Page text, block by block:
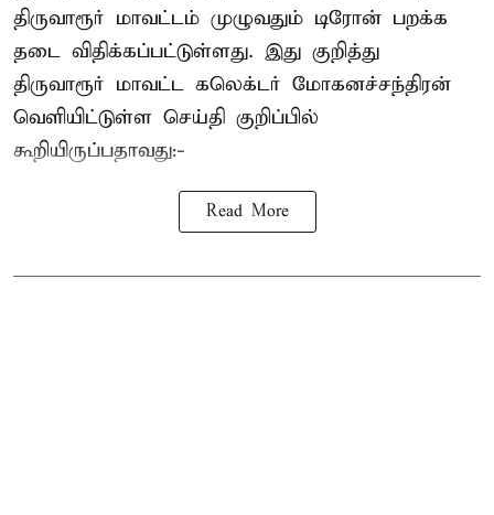
திருவாரூர் மாவட்டம் முழுவதும் டிரோன் பறக்க
தடை விதிக்கப்பட்டுள்ளது. இது குறித்து
திருவாரூர் மாவட்ட கலெக்டர் மோகனச்சந்திரன்
வெளியிட்டுள்ள செய்தி குறிப்பில்
கூறியிருப்பதாவது:-
Read More